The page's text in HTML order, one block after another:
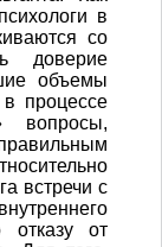
в
со
доверие
объемы
процессе
вопросы,
встречи с
отказу от